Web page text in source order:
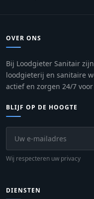
OVER ONS
Bij Loodgieter Sanitair
loodgieterij en sanitaire
actief en zorgen 24/7
BLIJF OP DE HOOGTE
Wij respecteren uw privacy
DIENSTEN